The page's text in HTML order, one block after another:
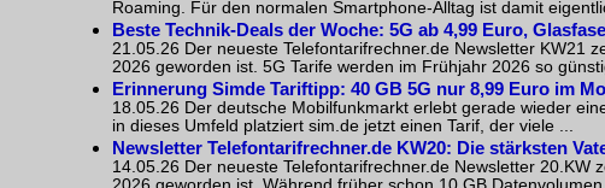
Roaming. Für den normalen Smartphone-Alltag ist damit
Beste Technik-Deals der Woche: 5G ab 4,99 Euro,
21.05.26 Der neueste Telefontarifrechner.de Newsletter KW21
2026 geworden ist. 5G Tarife werden im Frühjahr 2026 so
Erinnerung Simde Tariftipp: 40 GB 5G nur 8,99 Euro im
18.05.26 Der deutsche Mobilfunkmarkt erlebt gerade wieder
in dieses Umfeld platziert sim.de jetzt einen Tarif, der viele ...
Newsletter Telefontarifrechner.de KW20: Die stärksten
14.05.26 Der neueste Telefontarifrechner.de Newsletter